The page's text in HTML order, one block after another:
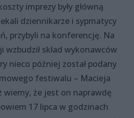
imprezy były główną
dziennikarze i sypmatycy
przybyli na konferencję. Na
skład wykonawców
nieco później został podany
festiwalu – Macieja
wiemy, że jest on naprawdę
17 lipca w godzinach